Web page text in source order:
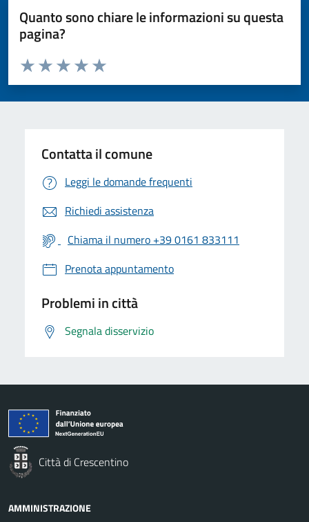
Quanto sono chiare le informazioni su questa
pagina?
Valuta da 1 a 5 stelle la pagina
Valuta 5 stelle su 5
Valuta 4 stelle su 5
Valuta 3 stelle su 5
Valuta 2 stelle su 5
Valuta 1 stelle su 5
Contatta il comune
Leggi le domande frequenti
Richiedi assistenza
Chiama il numero +39 0161 833111
Prenota appuntamento
Problemi in città
Segnala disservizio
Città di Crescentino
AMMINISTRAZIONE